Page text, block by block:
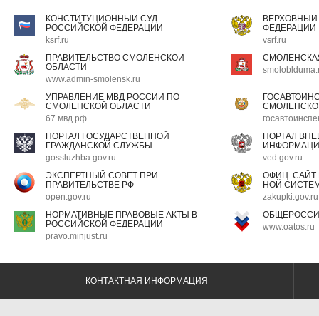
КОНСТИТУЦИОННЫЙ СУД
РОССИЙСКОЙ ФЕДЕРАЦИИ
ksrf.ru
ФЕДЕРАЦИИ
vsrf.ru
ПРАВИТЕЛЬСТВО СМОЛЕНСКОЙ
ОБЛАСТИ
www.admin-smolensk.ru
УПРАВЛЕНИЕ МВД РОССИИ ПО
СМОЛЕНСКОЙ ОБЛАСТИ
67.мвд.рф
ПОРТАЛ ГОСУДАРСТВЕННОЙ
ГРАЖДАНСКОЙ СЛУЖБЫ
gossluzhba.gov.ru
ПОРТАЛ
ved.gov.ru
ЭКСПЕРТНЫЙ СОВЕТ ПРИ
ПРАВИТЕЛЬСТВЕ РФ
open.gov.ru
ОФИЦ.
НОЙ
zakupki.gov.ru
НОРМАТИВНЫЕ ПРАВОВЫЕ АКТЫ В
РОССИЙСКОЙ ФЕДЕРАЦИИ
pravo.minjust.ru
www.oatos.ru
КОНТАКТНАЯ ИНФОРМАЦИЯ